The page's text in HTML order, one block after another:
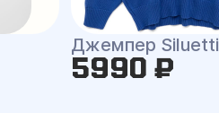
Джемпер
5990 ₽